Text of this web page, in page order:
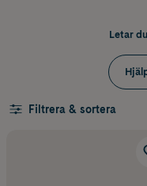
Letar
Filtrera & sortera